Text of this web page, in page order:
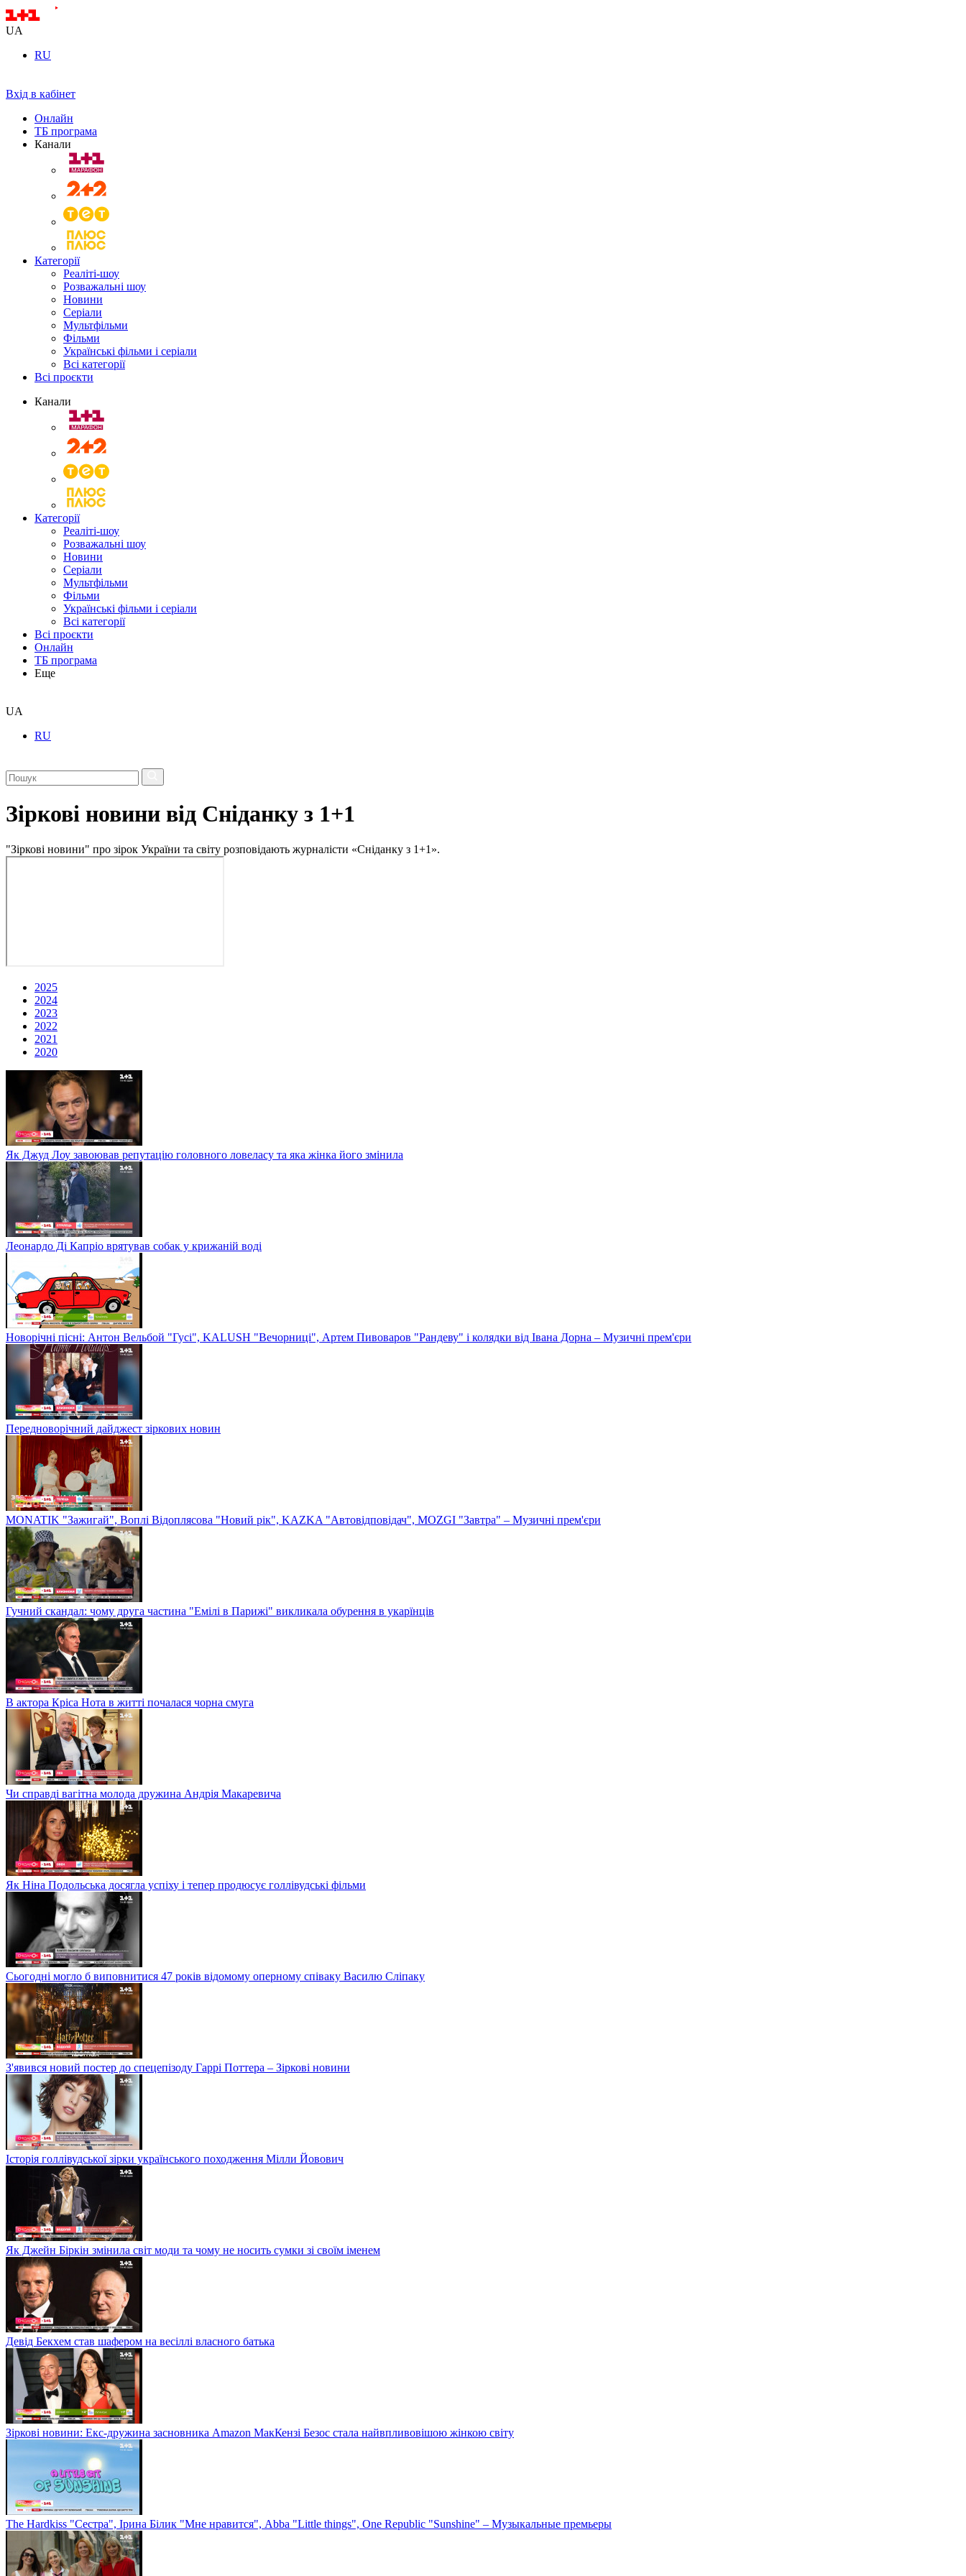
UA
RU
Вхід в кабінет
Онлайн
ТБ програма
Канали
Категорії
Реаліті-шоу
Розважальні шоу
Новини
Серіали
Мультфільми
Фільми
Українські фільми і серіали
Всі категорії
Всі проєкти
Канали
Категорії
Реаліті-шоу
Розважальні шоу
Новини
Серіали
Мультфільми
Фільми
Українські фільми і серіали
Всі категорії
Всі проєкти
Онлайн
ТБ програма
Еще
UA
RU
Зіркові новини від Сніданку з 1+1
"Зіркові новини" про зірок України та світу розповідають журналісти «Сніданку з 1+1».
2025
2024
2023
2022
2021
2020
Як Джуд Лоу завоював репутацію головного ловеласу та яка жінка його змінила
Леонардо Ді Капріо врятував собак у крижаній воді
Новорічні пісні: Антон Вельбой "Гусі", KALUSH "Вечорниці", Артем Пивоваров "Рандеву" і колядки від Івана Дорна – Музичні прем'єри
Передноворічний дайджест зіркових новин
MONATIK "Зажигай", Воплі Відоплясова "Новий рік", KAZKA "Автовідповідач", MOZGI "Завтра" – Музичні прем'єри
Гучний скандал: чому друга частина "Емілі в Парижі" викликала обурення в укарїнців
В актора Кріса Нота в житті почалася чорна смуга
Чи справді вагітна молода дружина Андрія Макаревича
Як Ніна Подольська досягла успіху і тепер продюсує голлівудські фільми
Сьогодні могло б виповнитися 47 років відомому оперному співаку Василю Сліпаку
З'явився новий постер до спецепізоду Гаррі Поттера – Зіркові новини
Історія голлівудської зірки українського походження Мілли Йовович
Як Джейн Біркін змінила світ моди та чому не носить сумки зі своїм іменем
Девід Бекхем став шафером на весіллі власного батька
Зіркові новини: Екс-дружина засновника Amazon МакКензі Безос стала найвпливовішою жінкою світу
The Hardkiss "Сестра", Ірина Білик "Мне нравится", Abba "Little things", One Republic "Sunshine" – Музыкальные премьеры